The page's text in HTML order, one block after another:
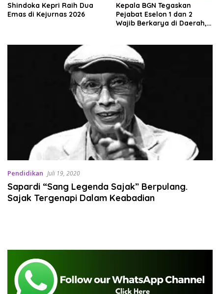
Shindoka Kepri Raih Dua
Emas di Kejurnas 2026
Kepala BGN Tegaskan
Pejabat Eselon 1 dan 2
Wajib Berkarya di Daerah,
Pendidikan Juli 19, 2020
Sapardi “Sang Legenda Sajak” Berpulang.
Sajak Tergenapi Dalam Keabadian